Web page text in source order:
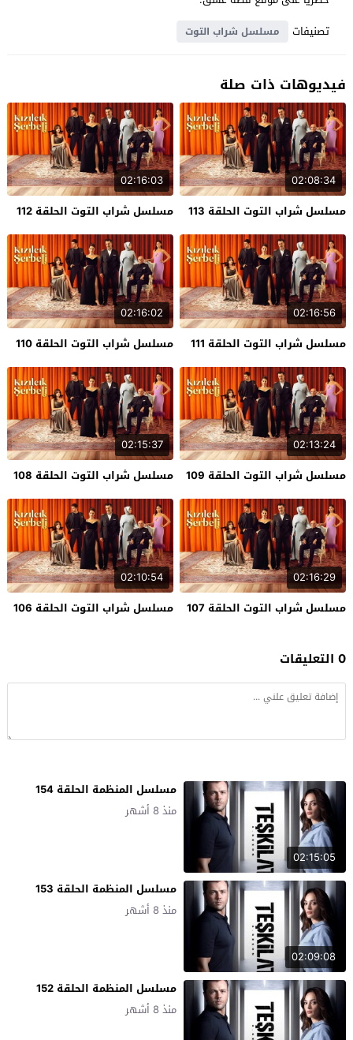
تصنيفات
مسلسل شراب التوت
فيديوهات ذات صلة
02:08:34
مسلسل شراب التوت الحلقة 113
02:16:03
مسلسل شراب التوت الحلقة 112
02:16:56
مسلسل شراب التوت الحلقة 111
02:16:02
مسلسل شراب التوت الحلقة 110
02:13:24
مسلسل شراب التوت الحلقة 109
02:15:37
مسلسل شراب التوت الحلقة 108
02:16:29
مسلسل شراب التوت الحلقة 107
02:10:54
مسلسل شراب التوت الحلقة 106
0 التعليقات
02:15:05
مسلسل المنظمة الحلقة 154
منذ 8 أشهر
02:09:08
مسلسل المنظمة الحلقة 153
منذ 8 أشهر
مسلسل المنظمة الحلقة 152
منذ 8 أشهر